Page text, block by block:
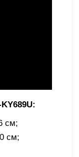
см;
см;